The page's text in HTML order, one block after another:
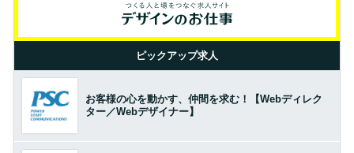
ピックアップ求人
お客様の心を動かす、仲間を求む！【Webディレク
ター／Webデザイナー】